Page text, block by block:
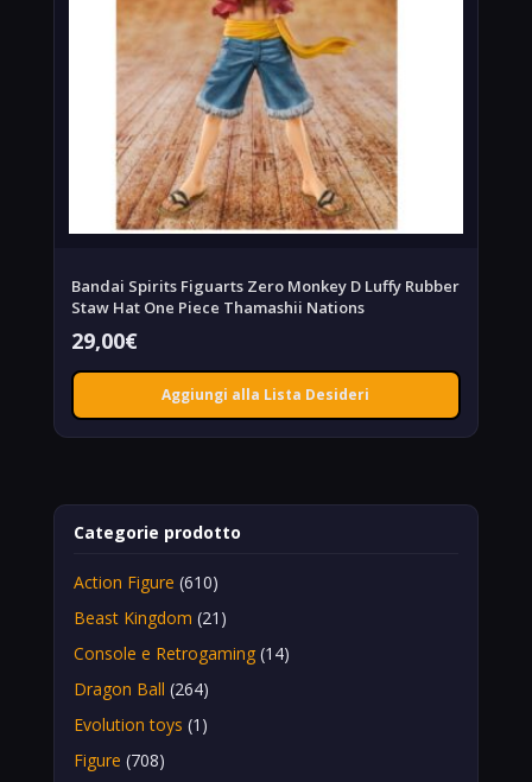
Bandai Spirits Figuarts Zero Monkey D Luffy Rubber
Staw Hat One Piece Thamashii Nations
29,00€
Aggiungi alla Lista Desideri
Categorie prodotto
Action Figure (610)
Beast Kingdom (21)
Console e Retrogaming (14)
Dragon Ball (264)
Evolution toys (1)
Figure (708)